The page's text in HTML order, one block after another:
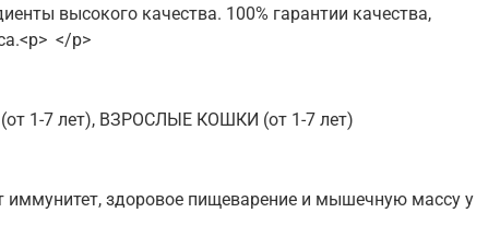
высокого качества. 100% гарантии качества,
</p>
1-7 лет), ВЗРОСЛЫЕ КОШКИ (от 1-7 лет)
иммунитет, здоровое пищеварение и мышечную массу у